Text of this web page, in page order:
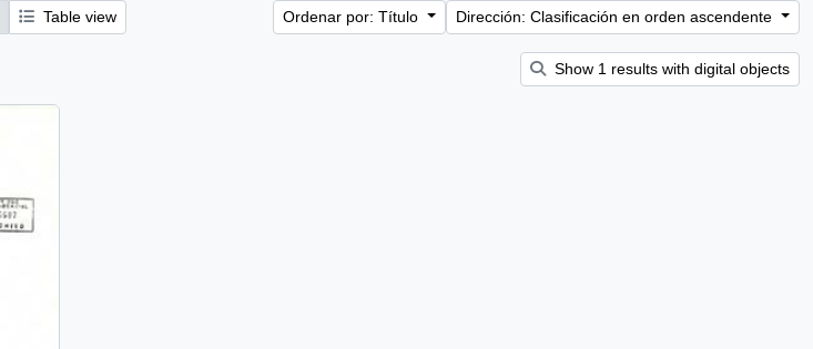
Table view Ordenar por: Título Dirección: Clasificación en orden ascendente
Show 1 results with digital objects